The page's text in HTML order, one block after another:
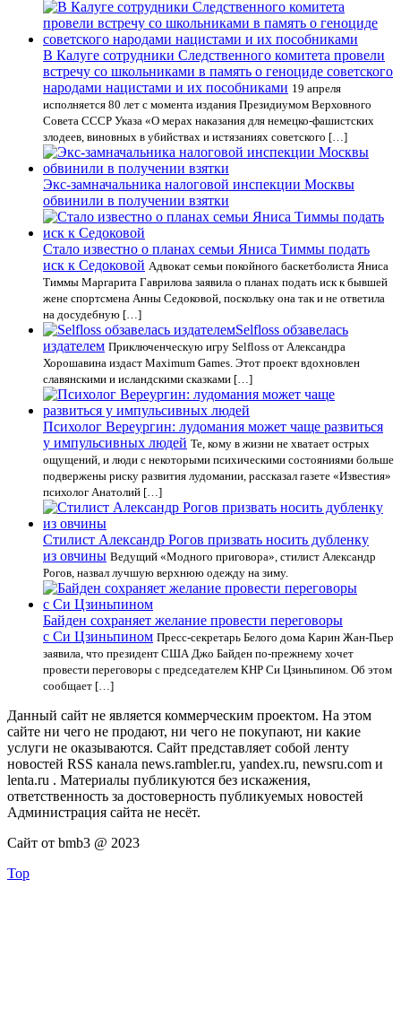
В Калуге сотрудники Следственного комитета провели
встречу со школьниками в память о геноциде советского
народами нацистами и их пособниками 19 апреля
исполняется 80 лет с момента издания Президиумом Верховного
Совета СССР Указа «О мерах наказания для немецко-фашистских
злодеев, виновных в убийствах и истязаниях советского […]
Экс-замначальника налоговой инспекции Москвы
обвинили в получении взятки
Стало известно о планах семьи Яниса Тиммы подать
иск к Седоковой Адвокат семьи покойного баскетболиста Яниса
Тиммы Маргарита Гаврилова заявила о планах подать иск к бывшей
жене спортсмена Анны Седоковой, поскольку она так и не ответила
на досудебную […]
Selfloss обзавелась
издателем Приключенческую игру Selfloss от Александра
Хорошавина издаст Maximum Games. Этот проект вдохновлен
славянскими и исландскими сказками […]
Психолог Вереургин: лудомания может чаще развиться
у импульсивных людей Те, кому в жизни не хватает острых
ощущений, и люди с некоторыми психическими состояниями больше
подвержены риску развития лудомании, рассказал газете «Известия»
психолог Анатолий […]
Стилист Александр Рогов призвать носить дубленку
из овчины Ведущий «Модного приговора», стилист Александр
Рогов, назвал лучшую верхнюю одежду на зиму.
Байден сохраняет желание провести переговоры
с Си Цзиньпином Пресс-секретарь Белого дома Карин Жан-Пьер
заявила, что президент США Джо Байден по-прежнему хочет
провести переговоры с председателем КНР Си Цзиньпином. Об этом
сообщает […]
Данный сайт не является коммерческим проектом. На этом
сайте ни чего не продают, ни чего не покупают, ни какие
услуги не оказываются. Сайт представляет собой ленту
новостей RSS канала news.rambler.ru, yandex.ru, newsru.com и
lenta.ru . Материалы публикуются без искажения,
ответственность за достоверность публикуемых новостей
Администрация сайта не несёт.
Сайт от bmb3 @ 2023
Top